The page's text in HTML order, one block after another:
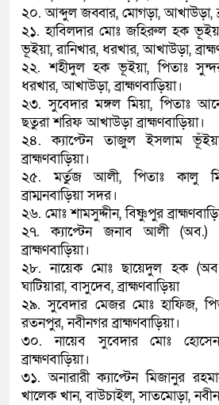
২০. আব্দুল জব্বার, মোগড়া, আখাউড়া,
২১. হাবিলদার মোঃ জহিরুল হক
ভূইয়া, রানিখার, ধরখার, আখাউড়া,
২২. শহীদুল হক ভূইয়া, পিতাঃ
ধরখার, আখাউড়া, ব্রাহ্মণবাড়িয়া।
২৩. সুবেদার মঙ্গল মিয়া, পিতাঃ
ছতুরা শরিফ আখাউড়া ব্রাহ্মণবাড়িয়া।
২৪. ক্যাপ্টেন তাজুল ইসলাম
ব্রাহ্মণবাড়িয়া।
২৫. মর্তুজ আলী, পিতাঃ কালু
ব্রাম্মনবাড়িয়া সদর।
২৬. মোঃ শামসুদ্দীন, বিষ্ণুপুর
২৭. ক্যাপ্টেন জনাব আলী (অব.)
ব্রাহ্মণবাড়িয়া।
২৮. নায়েক মোঃ ছায়েদুল হক
ঘাটিয়ারা, বাসুদেব, ব্রাহ্মণবাড়িয়া
২৯. সুবেদার মেজর মোঃ হাফিজ,
রতনপুর, নবীনগর ব্রাহ্মণবাড়িয়া।
৩০. নায়েব সুবেদার মোঃ
ব্রাহ্মণবাড়িয়া।
৩১. অনারারী ক্যাপ্টেন মিজানুর
খালেক খান, বাউচাইল, সাতমোড়া,